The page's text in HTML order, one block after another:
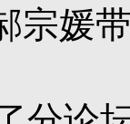
宗媛